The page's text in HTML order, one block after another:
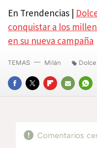
En Trendencias |
conquistar a los
en su nueva campaña
FACEBOOK
TWITTERFLIPBOARD
E-
TEMAS Milán
Comentarios